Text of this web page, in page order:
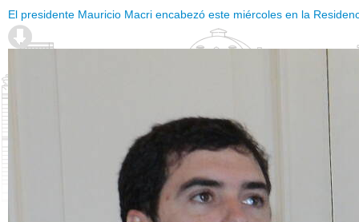
El presidente Mauricio Macri encabezó este miércoles en la